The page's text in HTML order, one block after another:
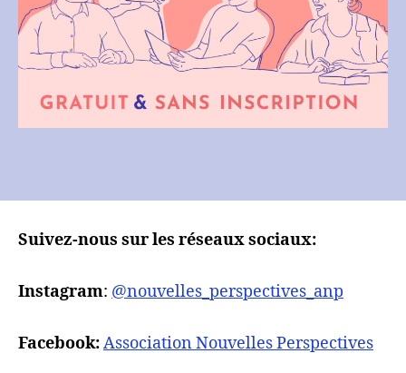
Suivez-nous sur les réseaux sociaux:
Instagram: @nouvelles_perspectives_anp
Facebook:Association Nouvelles Perspectives